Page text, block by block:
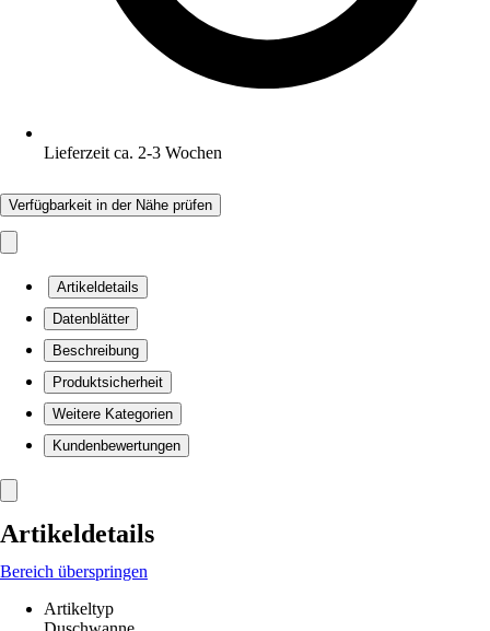
Lieferzeit ca. 2-3 Wochen
Verfügbarkeit in der Nähe prüfen
Artikeldetails
Datenblätter
Beschreibung
Produktsicherheit
Weitere Kategorien
Kundenbewertungen
Artikeldetails
Bereich überspringen
Artikeltyp